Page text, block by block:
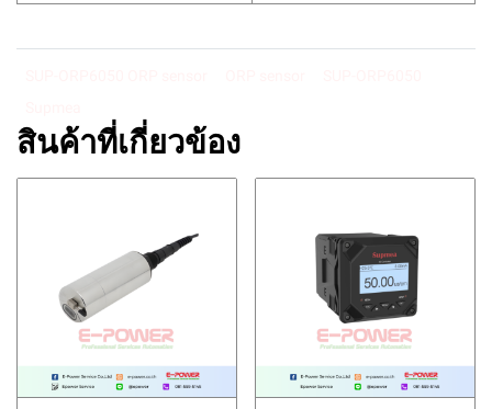
สินค้าที่เกี่ยวข้อง